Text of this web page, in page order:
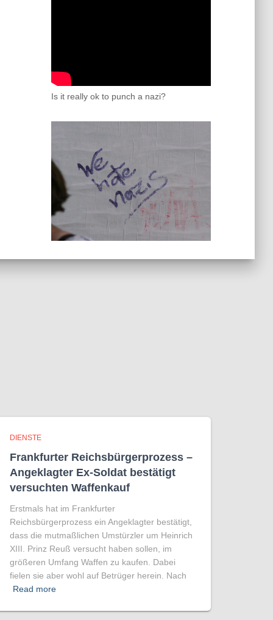
Is it really ok to punch a nazi?
DIENSTE
Frankfurter Reichsbürgerprozess –
Angeklagter Ex-Soldat bestätigt
versuchten Waffenkauf
Erstmals hat im Frankfurter
Reichsbürgerprozess ein Angeklagter bestätigt,
dass die mutmaßlichen Umstürzler um Heinrich
XIII. Prinz Reuß versucht haben sollen, im
größeren Umfang Waffen zu kaufen. Dabei
fielen sie aber wohl auf Betrüger herein. Nach
Read more